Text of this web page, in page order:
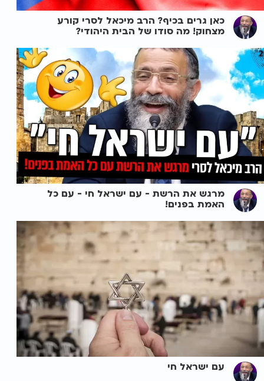
כאן גרים בכיף? הרב מיכאל לסרי קורע
מצחוק! מה סודו של הבית היהודי?
מרגש את הרשת - עם ישראל חי - עם כל
האמת בפנים!
עם ישראל חי